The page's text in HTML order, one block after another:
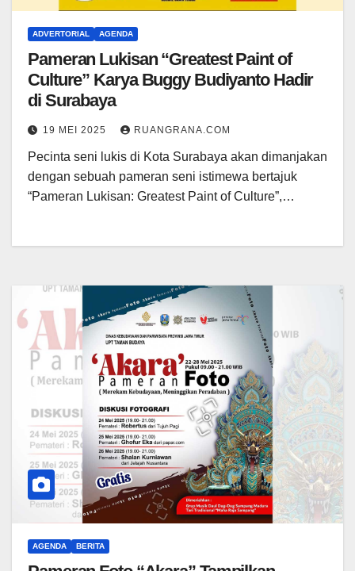
ADVERTORIAL AGENDA
Pameran Lukisan “Greatest Paint of
Culture” Karya Buggy Budiyanto Hadir
di Surabaya
19 MEI 2025 RUANGRANA.COM
Pecinta seni lukis di Kota Surabaya akan dimanjakan
dengan sebuah pameran seni istimewa bertajuk
“Pameran Lukisan: Greatest Paint of Culture”,…
AGENDA BERITA